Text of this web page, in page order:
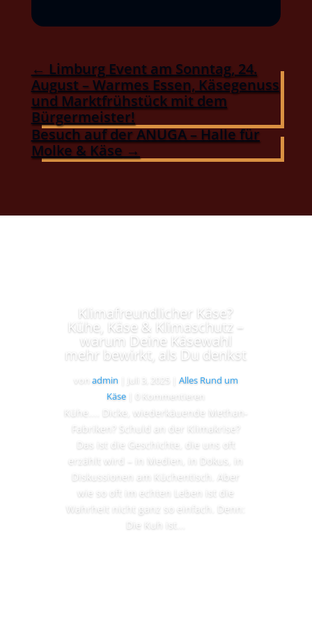
← Limburg Event am Sonntag, 24.
August – Warmes Essen, Käsegenuss
und Marktfrühstück mit dem
Bürgermeister!
Besuch auf der ANUGA – Halle für
Molke & Käse →
Klimafreundlicher Käse?
Kühe, Käse & Klimaschutz –
warum Deine Käsewahl
mehr bewirkt, als Du denkst
von admin Juli 3, 2025
Alles Rund um
Käse | 0 Kommentieren
Kühe.... Dicke, wiederkäuende Methan-
Fabriken? Schuld an der Klimakrise?
Das ist die Geschichte, die uns oft
erzählt wird – in Medien, in Dokus, in
Diskussionen am Küchentisch. Aber
wie so oft im echten Leben ist die
Wahrheit nicht ganz so einfach. Denn:
Die Kuh ist...